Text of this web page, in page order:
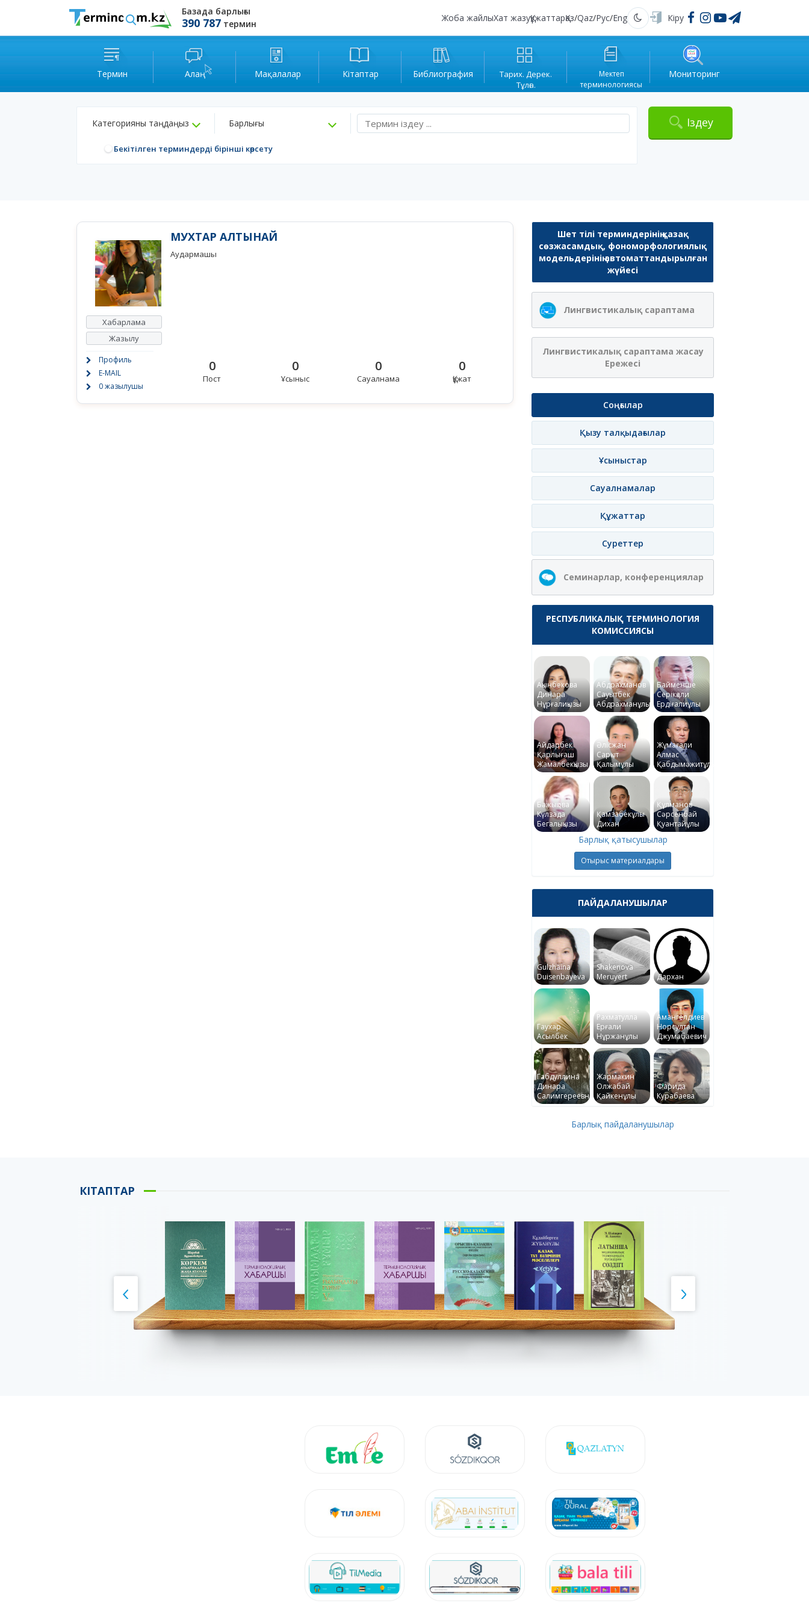
Базада барлығы
390 787 термин
Жоба жайлыХат жазуҚұжаттарҚаз/Qaz/Рус/Eng Қараңғы Кіру
Термин Алаң Мақалалар Кітаптар Библиография
Тарих. Дерек.
Тұлға.
Мектеп
терминологиясы
Мониторинг
Категорияны таңдаңыз Барлығы
Бекітілген терминдерді бірінші көрсету
Іздеу
Хабарлама
Жазылу
Профиль
E-MAIL
0 жазылушы
МУХТАР АЛТЫНАЙ
Аудармашы
0
Пост
0
Ұсыныс
0
Сауалнама
0
Құжат
Шет тілі терминдерінің қазақ
сөзжасамдық, фономорфологиялық
модельдерінің автоматтандырылған
жүйесі
Лингвистикалық сараптама
Лингвистикалық сараптама жасау
Ережесі
Соңғылар
Қызу талқыдағылар
Ұсыныстар
Сауалнамалар
Құжаттар
Суреттер
Семинарлар, конференциялар
РЕСПУБЛИКАЛЫҚ ТЕРМИНОЛОГИЯ
КОМИССИЯСЫ
Ақынбекова
Динара
Нұрғалиқызы
Абдрахманов
Сауытбек
Абдрахманұлы
Байменше
Серікқали
Ердіғалиұлы
Айдарбек
Қарлығаш
Жамалбекқызы
Әлісжан
Сарқыт
Қалымұлы
Жұмағали
Алмас
Қабдымәжитұлы
Бажықова
Күлзада
Бегалықызы
Қамзабекұлы
Дихан
Құлманов
Сәрсенбай
Қуантайұлы
Барлық қатысушылар
Отырыс материалдары
ПАЙДАЛАНУШЫЛАР
Gulzhaina
Duisenbayeva
Shakenova
Meruyert
Дархан
Гаухар
Асылбек
Рахматулла
Ерғали
Нұржанұлы
Амангелдиев
Норсултан
Джумабаевич
Габдуллина
Динара
Салимгереевна
Жармакин
Олжабай
Қайкенұлы
Фарида
Курабаева
Барлық пайдаланушылар
КІТАПТАР